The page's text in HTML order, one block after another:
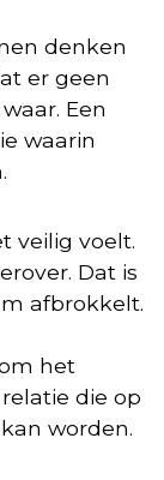
denken
er geen
Een
waarin
veilig voelt.
Dat is
afbrokkelt.
het
die op
worden.